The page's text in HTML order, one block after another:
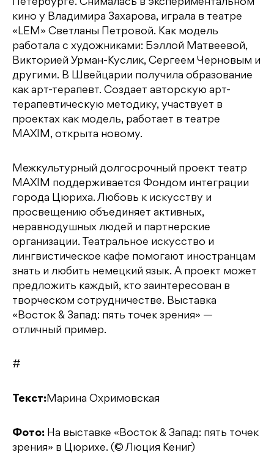
Петербурге. Снималась в экспериментальном
кино у Владимира Захарова, играла в театре
«LEM» Светланы Петровой. Как модель
работала с художниками: Бэллой Матвеевой,
Викторией Урман-Куслик, Сергеем Черновым и
другими. В Швейцарии получила образование
как арт-терапевт. Создает авторскую арт-
терапевтическую методику, участвует в
проектах как модель, работает в театре
MAXIM, открыта новому.
Межкультурный долгосрочный проект театр
MAXIM поддерживается Фондом интеграции
города Цюриха. Любовь к искусству и
просвещению объединяет активных,
неравнодушных людей и партнерские
организации. Театральное искусство и
лингвистическое кафе помогают иностранцам
знать и любить немецкий язык. А проект может
предложить каждый, кто заинтересован в
творческом сотрудничестве. Выставка
«Восток & Запад: пять точек зрения» —
отличный пример.
#
Текст:Марина Охримовская
Фото: На выставке «Восток & Запад: пять точек
зрения» в Цюрихе. (© Люция Кениг)